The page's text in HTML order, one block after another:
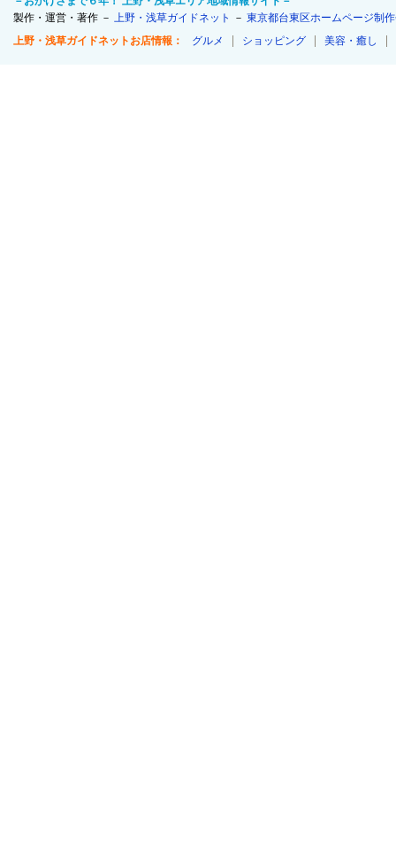
製作・運営・著作 － 上野・浅草ガイドネット － 東京都台東区ホームページ制
上野・浅草ガイドネットお店情報：
グルメ ショッピング 美容・癒し